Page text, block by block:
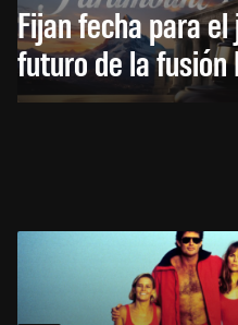
Fijan fecha para
futuro de la fusión